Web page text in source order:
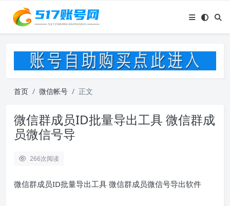
首页 微信帐号 正文
微信群成员ID批量导出工具 微信群成
员微信号导
266次阅读
微信群成员ID批量导出工具 微信群成员微信号导出软件